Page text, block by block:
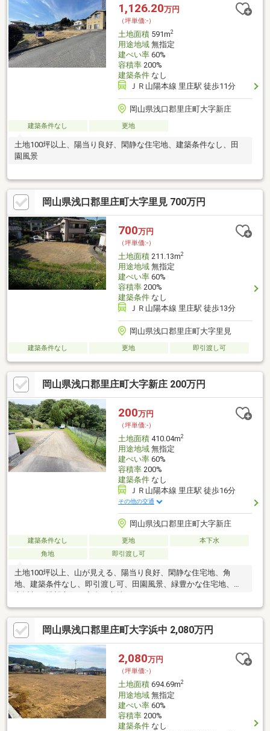
1,126.20万円
（坪単価:-）
土地面積591m2
用途地域無指定
建ぺい率60%
容積率200%
建築条件なし
ＪＲ山陽本線 里庄駅 徒歩11分
岡山県浅口郡里庄町大字新庄
建築条件なし 更地
土地100坪以上、陽当り良好、閑静な住宅地、建築条件なし、田
園風景
岡山県浅口郡里庄町大字里見 700万円
700万円
（坪単価:-）
土地面積211.13m2
用途地域無指定
建ぺい率60%
容積率200%
建築条件なし
ＪＲ山陽本線 里庄駅 徒歩13分
岡山県浅口郡里庄町大字里見
建築条件なし 更地 即引渡し可
岡山県浅口郡里庄町大字新庄 200万円
200万円
（坪単価:-）
土地面積410.04m2
用途地域無指定
建ぺい率60%
容積率200%
建築条件なし
ＪＲ山陽本線 里庄駅 徒歩16分
その他の交通
岡山県浅口郡里庄町大字新庄
建築条件なし 更地
本下水
角地
即引渡し可
土地100坪以上、山が見える、陽当り良好、閑静な住宅地、角
地、建築条件なし、即引渡し可、田園風景、緑豊かな住宅地、都
岡山県浅口郡里庄町大字浜中 2,080万円
2,080万円
（坪単価:-）
土地面積694.69m2
用途地域無指定
建ぺい率60%
容積率200%
建築条件なし